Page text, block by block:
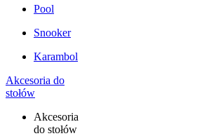
Pool
Snooker
Karambol
Akcesoria do
stołów
Akcesoria
do stołów